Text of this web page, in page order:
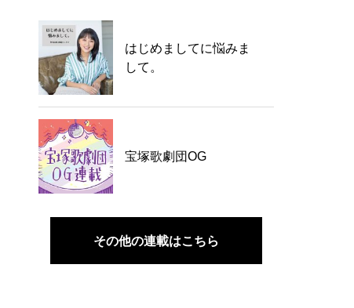
はじめましてに悩みま
して。
宝塚歌劇団OG
その他の連載はこちら